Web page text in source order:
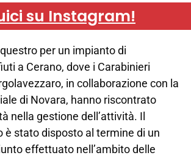
su Instagram!
per un impianto di
a Cerano, dove i Carabinieri
in collaborazione con la
di Novara, hanno riscontrato
nella gestione dell’attività. Il
è stato disposto al termine di un
effettuato nell’ambito delle